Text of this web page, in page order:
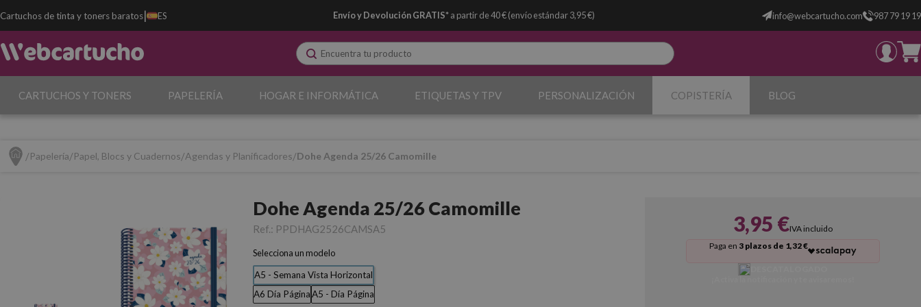
Cartuchos de tinta y toners baratos| ES Envío y Devolución GRATIS*a partir de 40 € (envío estándar 3,95 €) info@webcartucho.com 987 79 19 19
CARTUCHOS Y TONERS PAPELERÍA HOGAR E INFORMÁTICA ETIQUETAS Y TPV PERSONALIZACIÓN COPISTERÍA BLOG
Papelería Papel, Blocs y Cuadernos Agendas y Planificadores Dohe Agenda 25/26 Camomille
Dohe Agenda 25/26 Camomille
Ref.: PPDHAG2526CAMSA5
Selecciona un modelo
A5 - Semana Vista Horizontal
A6 Día PáginaA5 - Día Página
3,95 €IVA incluido
Paga en 3 plazos de 1,32 €